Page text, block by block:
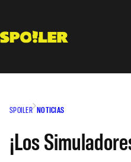
contenido
SPOILER NOTICIAS
¡Los